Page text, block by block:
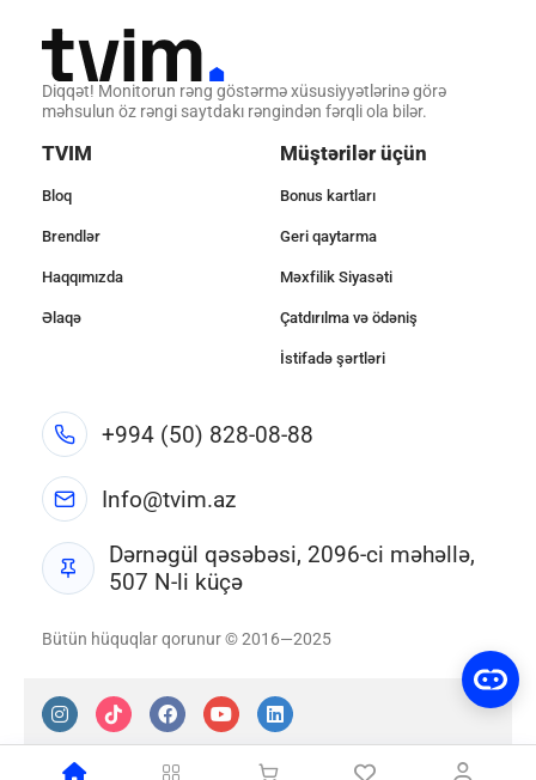
Diqqət! Monitorun rəng göstərmə xüsusiyyətlərinə görə
məhsulun öz rəngi saytdakı rəngindən fərqli ola bilər.
TVIM
Bloq
Brendlər
Haqqımızda
Əlaqə
Müştərilər üçün
Bonus kartları
Geri qaytarma
Məxfilik Siyasəti
Çatdırılma və ödəniş
İstifadə şərtləri
+994 (50) 828-08-88
Info@tvim.az
Dərnəgül qəsəbəsi, 2096-ci məhəllə,
507 N-li küçə
Bütün hüquqlar qorunur © 2016—2025